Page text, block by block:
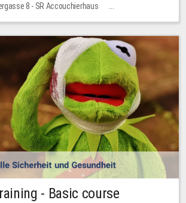
8 - SR Accouchierhaus
- Basic course